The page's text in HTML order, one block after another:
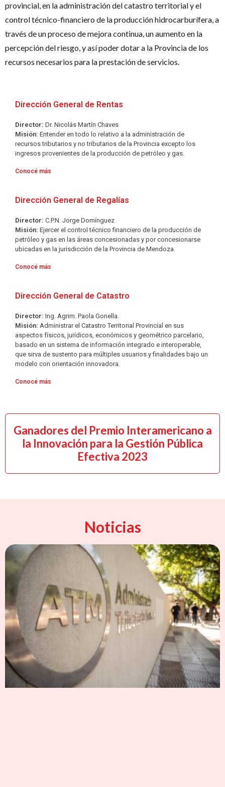
provincial, en la administración del catastro territorial y el
control técnico-financiero de la producción hidrocarburífera, a
través de un proceso de mejora continua, un aumento en la
percepción del riesgo, y así poder dotar a la Provincia de los
recursos necesarios para la prestación de servicios.
Dirección General de Rentas
Director: Dr. Nicolás Martín Chaves
Misión: Entender en todo lo relativo a la administración de
recursos tributarios y no tributarios de la Provincia excepto los
ingresos provenientes de la producción de petróleo y gas.
Conocé más
Dirección General de Regalías
Director: C.P.N. Jorge Domínguez
Misión: Ejercer el control técnico financiero de la producción de
petróleo y gas en las áreas concesionadas y por concesionarse
ubicadas en la jurisdicción de la Provincia de Mendoza.
Conocé más
Dirección General de Catastro
Director: Ing. Agrim. Paola Gonella.
Misión: Administrar el Catastro Territorial Provincial en sus
aspectos físicos, jurídicos, económicos y geométrico parcelario,
basado en un sistema de información integrado e interoperable,
que sirva de sustento para múltiples usuarios y finalidades bajo un
modelo con orientación innovadora.
Conocé más
Ganadores del Premio Interamericano a
la Innovación para la Gestión Pública
Efectiva 2023
Noticias